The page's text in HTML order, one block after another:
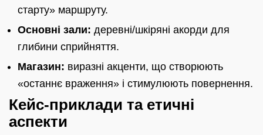
старту» маршруту.
Основні зали: деревні/шкіряні акорди для
глибини сприйняття.
Магазин: виразні акценти, що створюють
«останнє враження» і стимулюють повернення.
Кейс-приклади та етичні
аспекти